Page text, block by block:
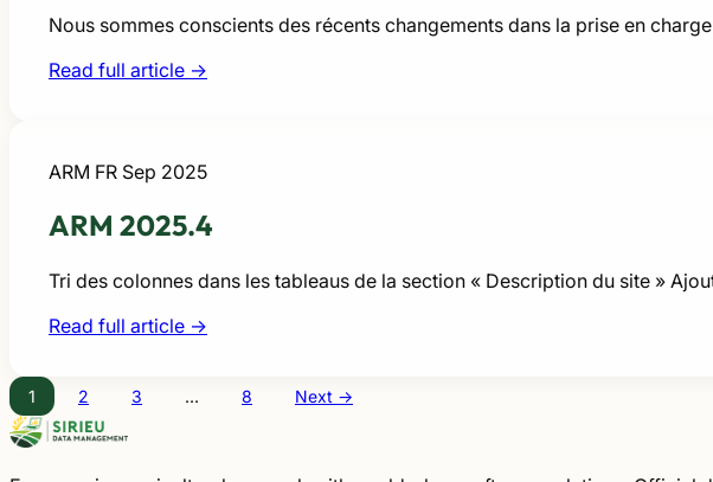
Nous sommes conscients des récents changements dans la prise en
Read full article →
ARM FR Sep 2025
ARM 2025.4
Tri des colonnes dans les tableaus de la section « Description du site »
Read full article →
1 2 3 … 8 Next →